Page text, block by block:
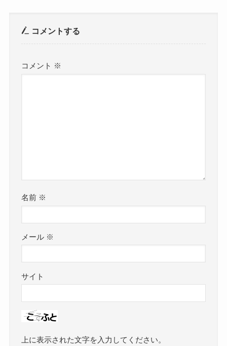
コメントする
コメント ※
名前 ※
メール ※
サイト
上に表示された文字を入力してください。